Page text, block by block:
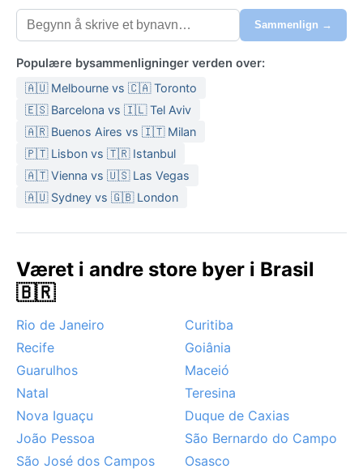
Sammenlign →
Populære bysammenligninger verden over:
🇦🇺 Melbourne vs 🇨🇦 Toronto
🇪🇸 Barcelona vs 🇮🇱 Tel Aviv
🇦🇷 Buenos Aires vs 🇮🇹 Milan
🇵🇹 Lisbon vs 🇹🇷 Istanbul
🇦🇹 Vienna vs 🇺🇸 Las Vegas
🇦🇺 Sydney vs 🇬🇧 London
Været i andre store byer i Brasil
🇧🇷
Rio de Janeiro
Curitiba
Recife
Goiânia
Guarulhos
Maceió
Natal
Teresina
Nova Iguaçu
Duque de Caxias
João Pessoa
São Bernardo do Campo
São José dos Campos
Osasco